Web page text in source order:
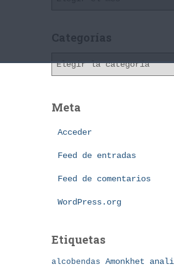
h
v
o
Categorías
g
Meta
Acceder
Feed de entradas
Feed de comentarios
WordPress.org
Etiquetas
alcobendas Amonkhet